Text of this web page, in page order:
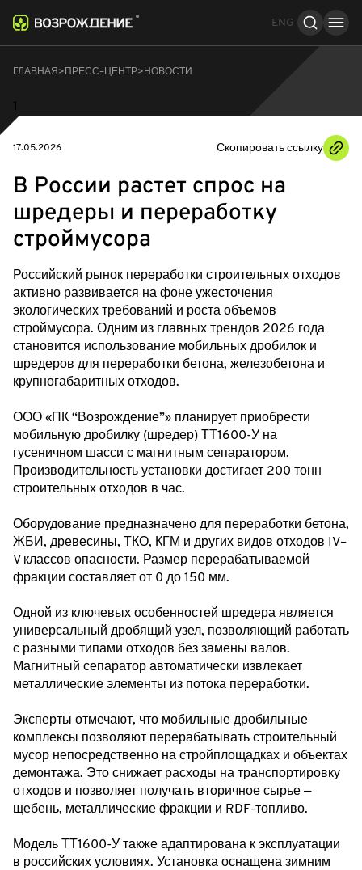
ENG
ГЛАВНАЯ ПРЕСС–ЦЕНТР НОВОСТИ
1
17.05.2026 Скопировать ссылку
В России растет спрос на
шредеры и переработку
строймусора
Российский рынок переработки строительных отходов
активно развивается на фоне ужесточения
экологических требований и роста объемов
строймусора. Одним из главных трендов 2026 года
становится использование мобильных дробилок и
шредеров для переработки бетона, железобетона и
крупногабаритных отходов.
ООО «ПК “Возрождение”» планирует приобрести
мобильную дробилку (шредер) ТТ1600-У на
гусеничном шасси с магнитным сепаратором.
Производительность установки достигает 200 тонн
строительных отходов в час.
Оборудование предназначено для переработки бетона,
ЖБИ, древесины, ТКО, КГМ и других видов отходов IV–
V классов опасности. Размер перерабатываемой
фракции составляет от 0 до 150 мм.
Одной из ключевых особенностей шредера является
универсальный дробящий узел, позволяющий работать
с разными типами отходов без замены валов.
Магнитный сепаратор автоматически извлекает
металлические элементы из потока переработки.
Эксперты отмечают, что мобильные дробильные
комплексы позволяют перерабатывать строительный
мусор непосредственно на стройплощадках и объектах
демонтажа. Это снижает расходы на транспортировку
отходов и позволяет получать вторичное сырье —
щебень, металлические фракции и RDF-топливо.
Модель ТТ1600-У также адаптирована к эксплуатации
в российских условиях. Установка оснащена зимним